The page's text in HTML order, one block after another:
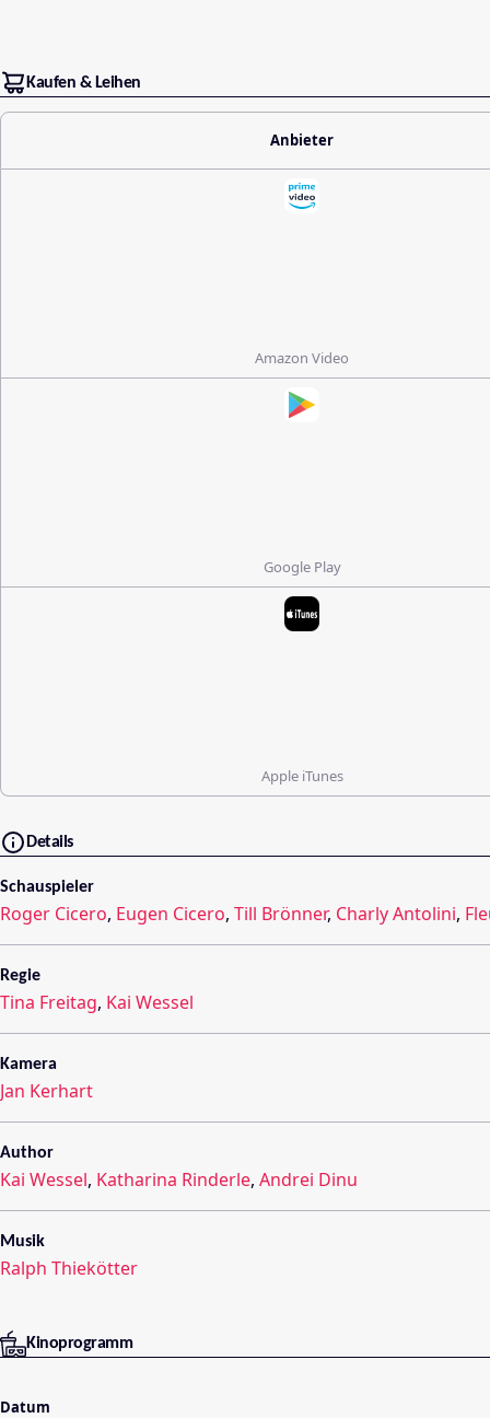
Kaufen & Leihen
Anbieter
Amazon Video
Google Play
Apple iTunes
Details
Schauspieler
Roger Cicero, Eugen Cicero, Till Brönner, Charly Antolini,
Regie
Tina Freitag, Kai Wessel
Kamera
Jan Kerhart
Author
Kai Wessel, Katharina Rinderle, Andrei Dinu
Musik
Ralph Thiekötter
Kinoprogramm
Datum